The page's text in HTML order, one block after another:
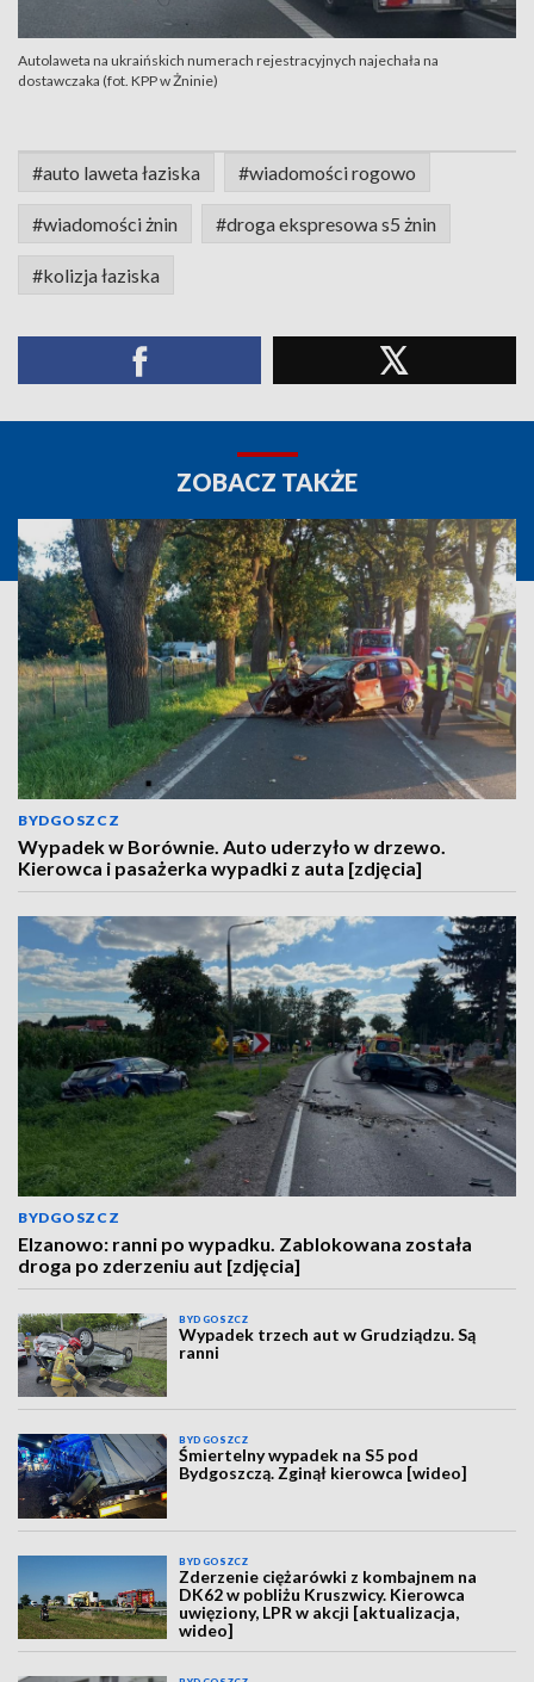
Autolaweta na ukraińskich numerach rejestracyjnych najechała na
dostawczaka (fot. KPP w Żninie)
#auto laweta łaziska #wiadomości rogowo
#wiadomości żnin #droga ekspresowa s5 żnin
#kolizja łaziska
ZOBACZ TAKŻE
BYDGOSZCZ
Wypadek w Borównie. Auto uderzyło w drzewo.
Kierowca i pasażerka wypadki z auta [zdjęcia]
BYDGOSZCZ
Elzanowo: ranni po wypadku. Zablokowana została
droga po zderzeniu aut [zdjęcia]
BYDGOSZCZ
Wypadek trzech aut w Grudziądzu. Są
ranni
BYDGOSZCZ
Śmiertelny wypadek na S5 pod
Bydgoszczą. Zginął kierowca [wideo]
BYDGOSZCZ
Zderzenie ciężarówki z kombajnem na
DK62 w pobliżu Kruszwicy. Kierowca
uwięziony, LPR w akcji [aktualizacja,
wideo]